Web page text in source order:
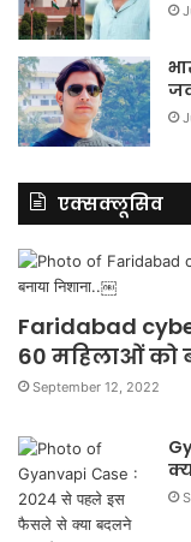
एक्सक्लूसिव
Faridabad
60 महिलाओं को
September 12, 2022